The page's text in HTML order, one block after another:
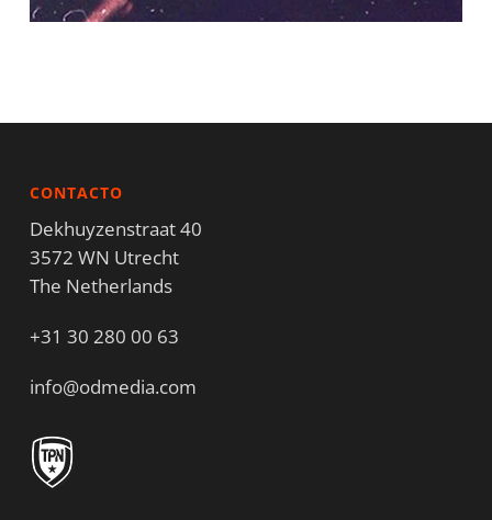
CONTACTO
Dekhuyzenstraat 40
3572 WN Utrecht
The Netherlands
+31 30 280 00 63
info@odmedia.com